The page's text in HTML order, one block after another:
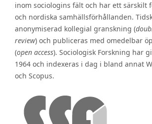
inom sociologins fält och har ett särskilt
och nordiska samhällsförhållanden.
anonymiserad kollegial granskning (
review) och publiceras med omedelbar
(open access). Sociologisk Forskning har
1964 och indexeras i dag i bland annat
och Scopus.